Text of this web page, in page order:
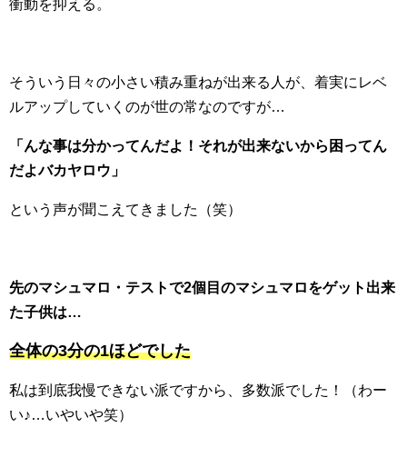
衝動を抑える。
そういう日々の小さい積み重ねが出来る人が、着実にレベ
ルアップしていくのが世の常なのですが…
「んな事は分かってんだよ！それが出来ないから困ってん
だよバカヤロウ」
という声が聞こえてきました（笑）
先のマシュマロ・テストで2個目のマシュマロをゲット出来
た子供は…
全体の3分の1ほどでした
私は到底我慢できない派ですから、多数派でした！（わー
い♪…いやいや笑）